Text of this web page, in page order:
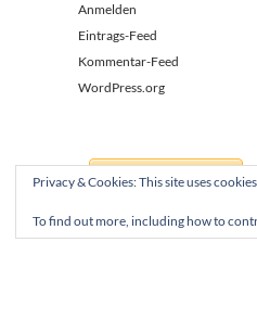
Anmelden
Eintrags-Feed
Kommentar-Feed
WordPress.org
Privacy & Cookies: This site uses
To find out more, including how to